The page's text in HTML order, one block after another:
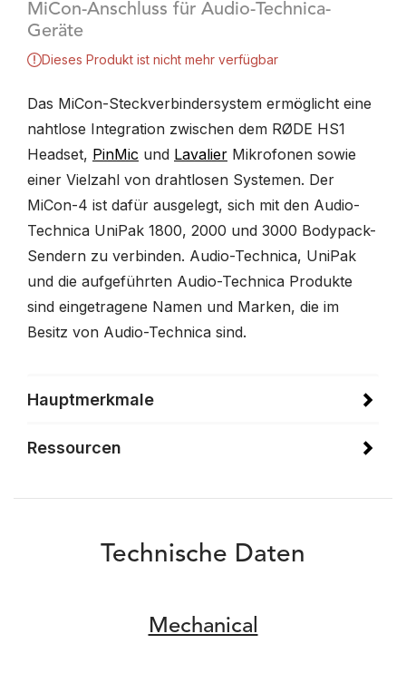
MiCon-Anschluss für Audio-Technica-
Geräte
Dieses Produkt ist nicht mehr verfügbar
Das MiCon-Steckverbindersystem ermöglicht eine
nahtlose Integration zwischen dem RØDE HS1
Headset, PinMic und Lavalier Mikrofonen sowie
einer Vielzahl von drahtlosen Systemen. Der
MiCon-4 ist dafür ausgelegt, sich mit den Audio-
Technica UniPak 1800, 2000 und 3000 Bodypack-
Sendern zu verbinden. Audio-Technica, UniPak
und die aufgeführten Audio-Technica Produkte
sind eingetragene Namen und Marken, die im
Besitz von Audio-Technica sind.
Hauptmerkmale
Ressourcen
Technische Daten
Mechanical